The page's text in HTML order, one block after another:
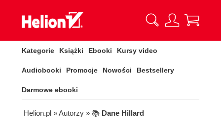
Kategorie Książki Ebooki Kursy video
Audiobooki Promocje Nowości Bestsellery
Darmowe ebooki
Helion.pl » Autorzy » 📚 Dane Hillard